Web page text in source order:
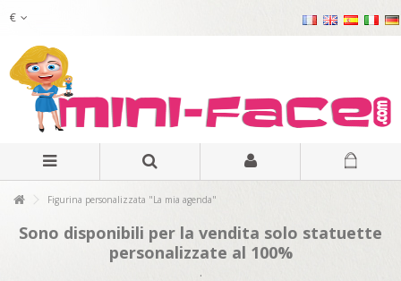
€
Figurina personalizzata "La mia agenda"
Sono disponibili per la vendita solo statuette
personalizzate al 100%
.